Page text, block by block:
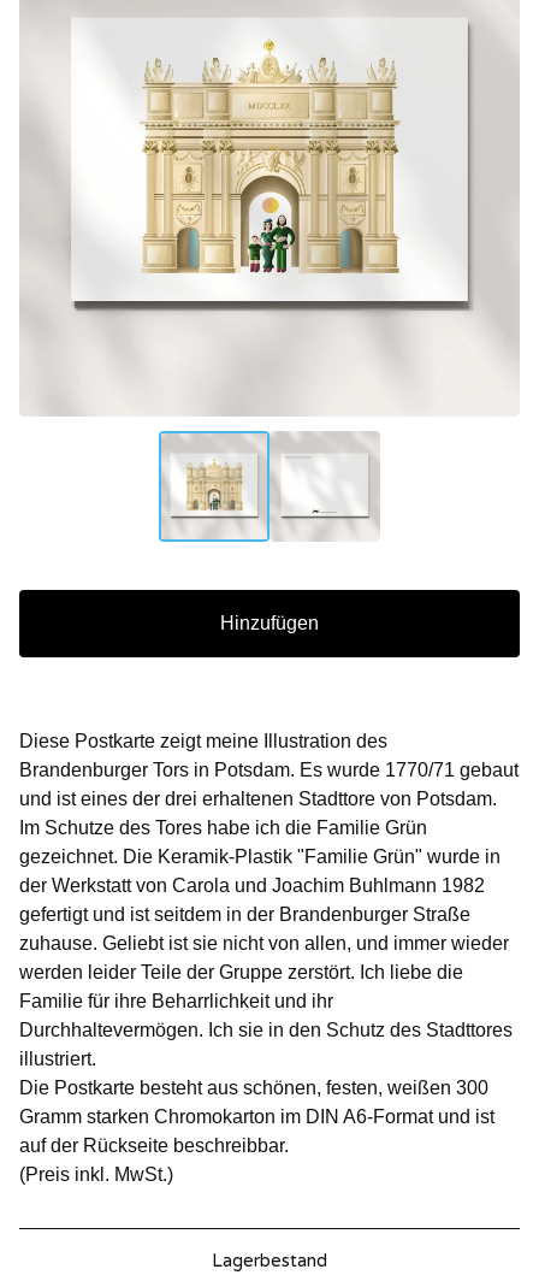
Hinzufügen
Diese Postkarte zeigt meine Illustration des
Brandenburger Tors in Potsdam. Es wurde 1770/71 gebaut
und ist eines der drei erhaltenen Stadttore von Potsdam.
Im Schutze des Tores habe ich die Familie Grün
gezeichnet. Die Keramik-Plastik "Familie Grün" wurde in
der Werkstatt von Carola und Joachim Buhlmann 1982
gefertigt und ist seitdem in der Brandenburger Straße
zuhause. Geliebt ist sie nicht von allen, und immer wieder
werden leider Teile der Gruppe zerstört. Ich liebe die
Familie für ihre Beharrlichkeit und ihr
Durchhaltevermögen. Ich sie in den Schutz des Stadttores
illustriert.
Die Postkarte besteht aus schönen, festen, weißen 300
Gramm starken Chromokarton im DIN A6-Format und ist
auf der Rückseite beschreibbar.
(Preis inkl. MwSt.)
Lagerbestand